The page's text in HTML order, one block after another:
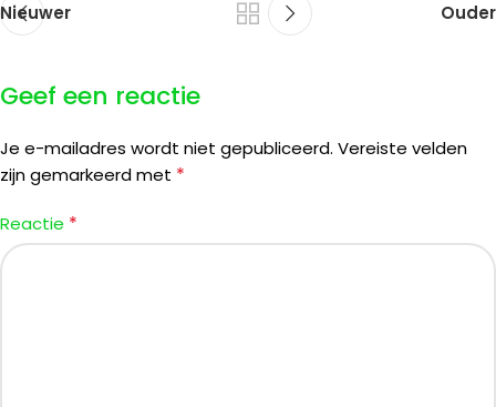
Nieuwer Ouder
Geef een reactie
Je e-mailadres wordt niet gepubliceerd. Vereiste velden
zijn gemarkeerd met *
Reactie *